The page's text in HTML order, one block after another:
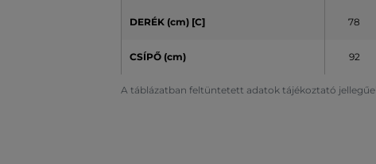
A táblázatban feltüntetett adatok tájékoztató
DERÉK (cm) [C] 78
CSÍPŐ (cm) 92